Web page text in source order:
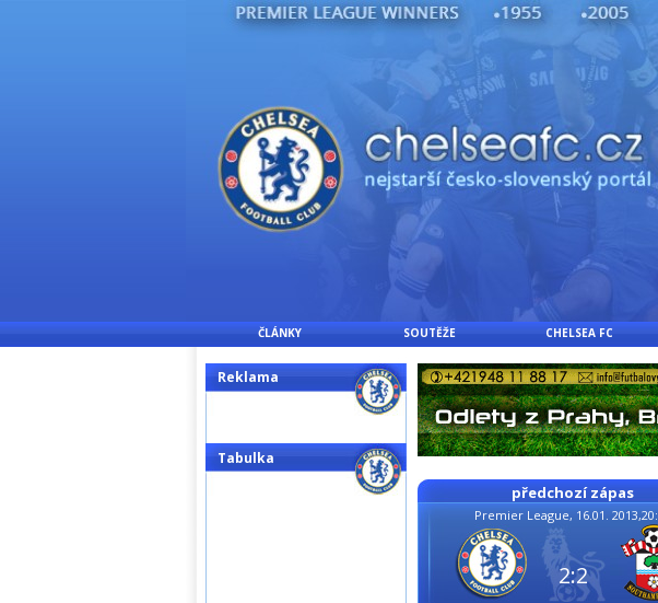
ČLÁNKY SOUTĚŽE CHELSEA FC
předchozí zápas
Premier League, 16.01.
2:2
Reklama
Tabulka